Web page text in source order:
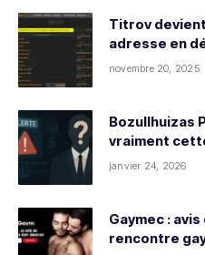
Titrov
adresse en
novembre 20, 2025
Bozullhuizas
vraiment
janvier 24, 2026
Gaymec :
rencontre